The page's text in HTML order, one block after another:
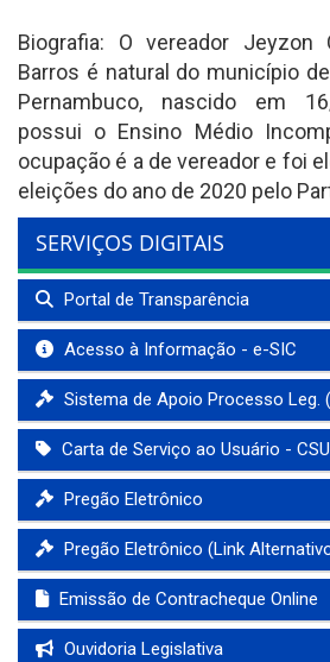
Biografia: O vereador Jeyzon
Barros é natural do município
Pernambuco, nascido em
possui o Ensino Médio
ocupação é a de vereador e foi
eleições do ano de 2020 pelo
SERVIÇOS DIGITAIS
Portal de Transparência
Acesso à Informação - e-SIC
Sistema de Apoio Processo Leg.
Carta de Serviço ao Usuário - CSU
Pregão Eletrônico
Pregão Eletrônico (Link
Emissão de Contracheque Online
Ouvidoria Legislativa